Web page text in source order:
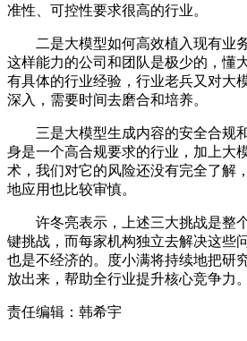
准性、可控性要求很高的行业。
二是大模型如何高效植入现有业
这样能力的公司和团队是极少的，懂
有具体的行业经验，行业老兵又对大
深入，需要时间去磨合和培养。
三是大模型生成内容的安全合规
身是一个高合规要求的行业，加上大
术，我们对它的风险还没有完全了解
地应用也比较审慎。
许冬亮表示，上述三大挑战是整
键挑战，而每家机构独立去解决这些
也是不经济的。度小满将持续地把研
放出来，帮助全行业提升核心竞争力。
责任编辑：韩希宇